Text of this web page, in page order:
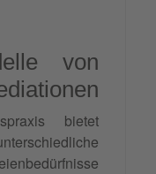
von
bietet